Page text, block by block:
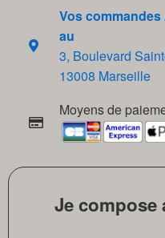
Vos
au
3, Boulevard
13008 Marseille
Moyens de
Je compose